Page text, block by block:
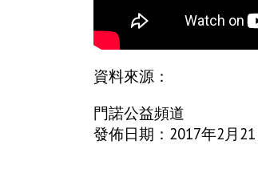
資料來源：
門諾公益頻道
發佈日期：2017年2月21